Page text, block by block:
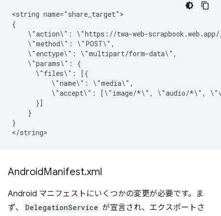
<string name="share_target">
\"action\":
\"method\":
\"enctype\":
\"params\":
\"files\":
\"name\":
\"accept\":
[\"image/*\",
\"audio/*\",
}
}
AndroidManifest.xml
Android マニフェストにいくつかの変更が必要です。ま
ず、
DelegationService が宣言され、エクスポートさ